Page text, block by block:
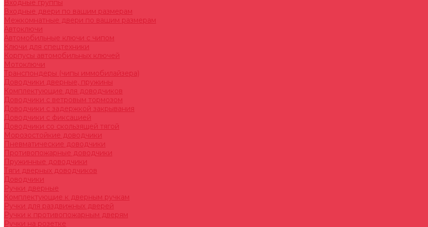
Входные группы
Входные двери по вашим размерам
Межкомнатные двери по вашим размерам
Автоключи
Автомобильные ключи с чипом
Ключи для спецтехники
Корпусы автомобильных ключей
Мотоключи
Транспондеры (чипы иммобилайзера)
Доводчики дверные, пружины
Комплектующие для доводчиков
Доводчики с ветровым тормозом
Доводчики с задержкой закрывания
Доводчики с фиксацией
Доводчики со скользящей тягой
Морозостойкие доводчики
Пневматические доводчики
Противопожарные доводчики
Пружинные доводчики
Тяги дверных доводчиков
Доводчики
Ручки дверные
Комплектующие к дверным ручкам
Ручки для раздвижных дверей
Ручки к противопожарным дверям
Ручки на розетке